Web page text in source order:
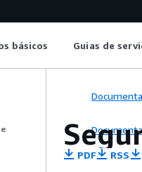
básicos Guias de
PDF RSS